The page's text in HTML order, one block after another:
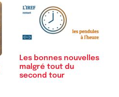
Les bonnes nouvelles
malgré tout du
second tour